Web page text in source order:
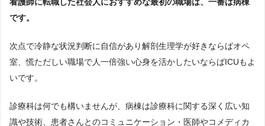
です。
次点で冷静な状況判断に自信があり解剖生理学が好きならばオペ
室、慌ただしい職場で人一倍強い心身を活かしたいならばICUもよ
いです。
診療科は何でも構いませんが、病棟は診療科に関する深く広い知
識や技術、患者さんとのコミュニケーション・医師やコメディカ